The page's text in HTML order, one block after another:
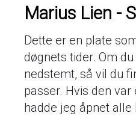
Marius Lien -
Dette er en plate
døgnets tider. Om
nedstemt, så vil du
passer. Hvis den var
hadde jeg åpnet